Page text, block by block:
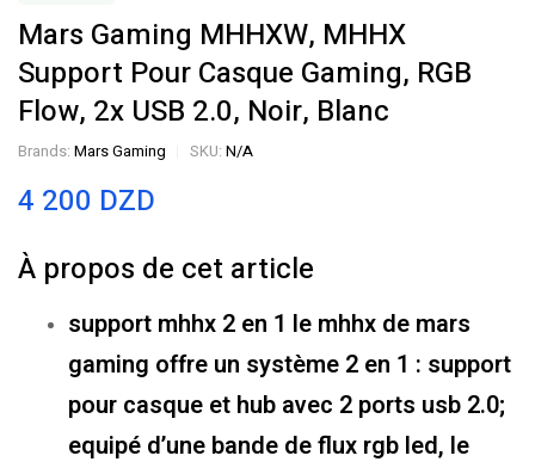
Mars Gaming MHHXW, MHHX
Support Pour Casque Gaming, RGB
Flow, 2x USB 2.0, Noir, Blanc
Brands: Mars Gaming SKU: N/A
4 200 DZD
À propos de cet article
support mhhx 2 en 1 le mhhx de mars
gaming offre un système 2 en 1 : support
pour casque et hub avec 2 ports usb 2.0;
equipé d’une bande de flux rgb led, le